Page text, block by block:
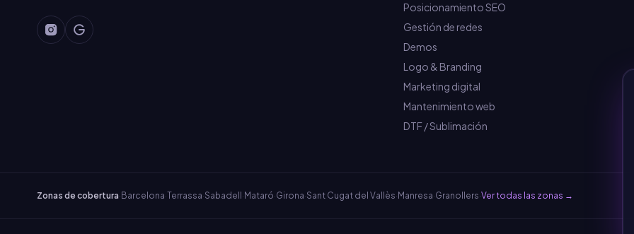
Posicionamiento SEO
Gestión de redes
Demos
Logo & Branding
Marketing digital
Mantenimiento web
DTF / Sublimación
Zonas de cobertura· Barcelona·Terrassa·Sabadell · Mataró·Girona·Sant Cugat del Vallès· Manresa·Granollers·Ver todas las zonas →